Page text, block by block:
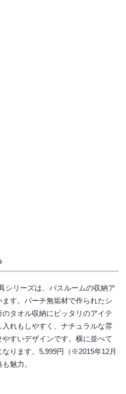
シリーズは、バスルームの収納ア
す。バーチ無垢材で作られたシ
タオル収納にピッタリのアイテ
れもしやすく、ナチュラルな雰
すいデザインです。横に並べて
ります。5,999円（※2015年12月
魅力。